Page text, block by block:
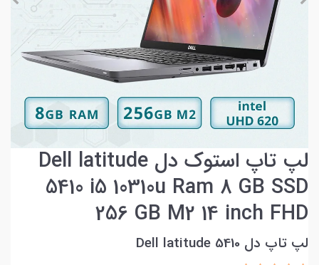
لپ تاپ استوک دل Dell latitude
5410 i5 10310u Ram 8 GB SSD
256 GB M2 14 inch FHD
لپ تاپ دل Dell latitude 5410